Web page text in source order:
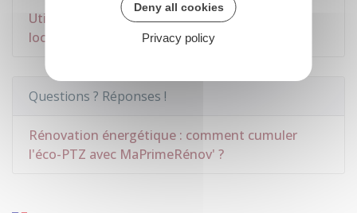
Utilisation du logement et travaux par le
locataire
Questions ? Réponses !
Rénovation énergétique : comment cumuler
l'éco-PTZ avec MaPrimeRénov' ?
Deny all cookies
Privacy policy